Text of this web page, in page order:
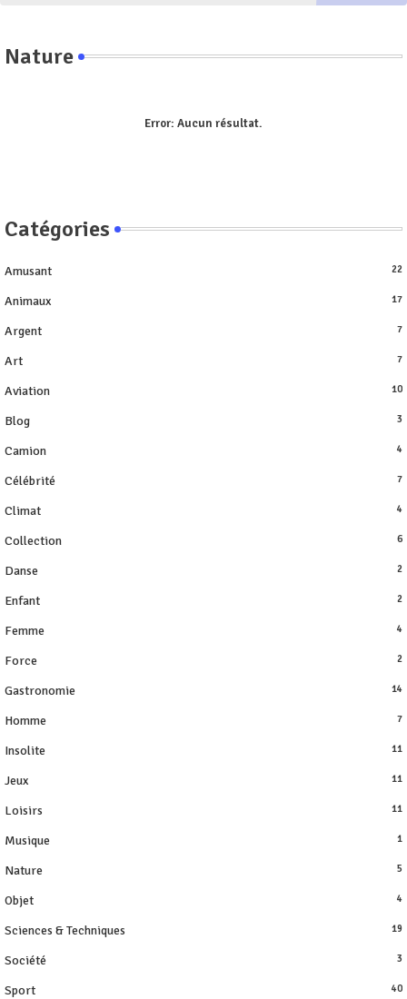
Nature
Error: Aucun résultat.
Catégories
Amusant 22
Animaux 17
Argent 7
Art 7
Aviation 10
Blog 3
Camion 4
Célébrité 7
Climat 4
Collection 6
Danse 2
Enfant 2
Femme 4
Force 2
Gastronomie 14
Homme 7
Insolite 11
Jeux 11
Loisirs 11
Musique 1
Nature 5
Objet 4
Sciences & Techniques 19
Société 3
Sport 40